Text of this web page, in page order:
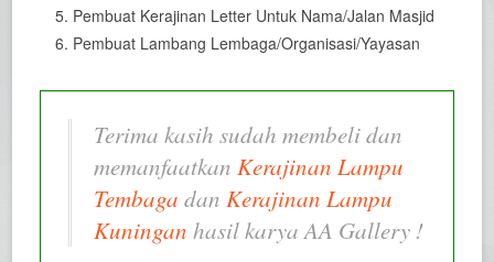
Pembuat Kerajinan Letter Untuk Nama/Jalan Masjid
Pembuat Lambang Lembaga/Organisasi/Yayasan
Terima kasih sudah membeli dan
memanfaatkanKerajinan Lampu
Tembaga danKerajinan Lampu
Kuningan hasil karya AA Gallery !